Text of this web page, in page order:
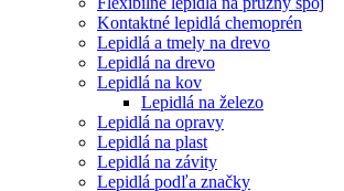
Kontaktné lepidlá chemoprén
Lepidlá a tmely na drevo
Lepidlá na drevo
Lepidlá na kov
Lepidlá na železo
Lepidlá na opravy
Lepidlá na plast
Lepidlá na závity
Lepidlá podľa značky